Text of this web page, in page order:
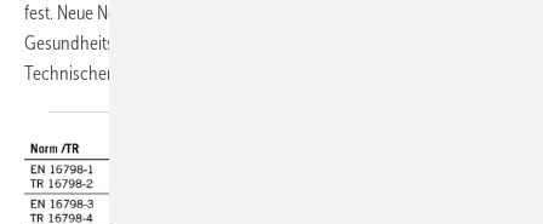
fest. Neue Normen und Entwürfe gibt es zudem zu RLT-Anlagen des
Gesundheitswesens, zur Energieeffizienz von Ventilatoren sowie zu
Technischen Zeichnungen.